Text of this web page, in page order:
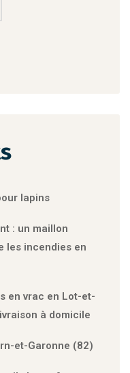
lapins
: un maillon
les incendies en
en vrac en Lot-et-
à domicile
et-Garonne (82)